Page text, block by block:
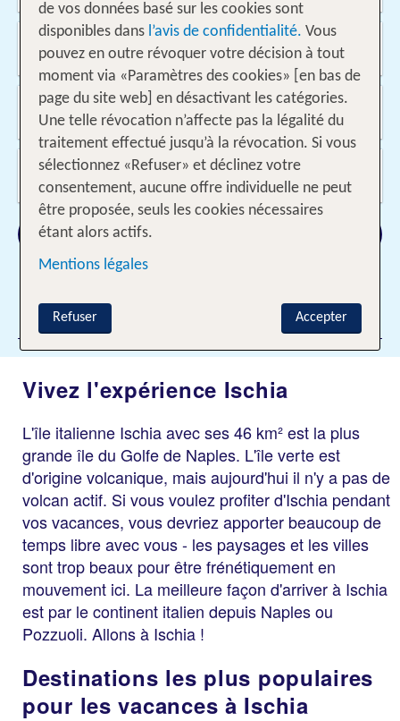
D'où?
Suisse
Quand et pour combien de temps?
11.08.2026 - 26.05.2027, 1 Semaine
Voyageurs?
2 Adultes
Rechercher
Ajouter des filtres
Vivez l'expérience Ischia
L'île italienne Ischia avec ses 46 km² est la plus
grande île du Golfe de Naples. L'île verte est
d'origine volcanique, mais aujourd'hui il n'y a pas de
volcan actif. Si vous voulez profiter d'Ischia pendant
vos vacances, vous devriez apporter beaucoup de
temps libre avec vous - les paysages et les villes
sont trop beaux pour être frénétiquement en
mouvement ici. La meilleure façon d'arriver à Ischia
est par le continent italien depuis Naples ou
Pozzuoli. Allons à Ischia !
Destinations les plus populaires
pour les vacances à Ischia
de vos données basé sur les cookies sont
disponibles dans l’avis de confidentialité. Vous
pouvez en outre révoquer votre décision à tout
moment via «Paramètres des cookies» [en bas de
page du site web] en désactivant les catégories.
Une telle révocation n’affecte pas la légalité du
traitement effectué jusqu’à la révocation. Si vous
sélectionnez «Refuser» et déclinez votre
consentement, aucune offre individuelle ne peut
être proposée, seuls les cookies nécessaires
étant alors actifs.
Mentions légales
Accepter
Refuser